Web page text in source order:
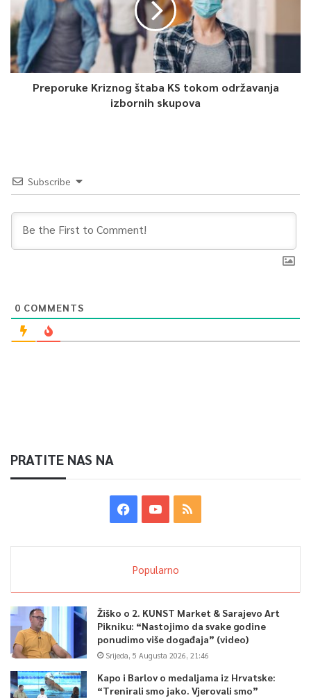
izražava snažno opredjeljenje za pojednostavljenje postupaka
registracije i jačanje transparentnosti u ovoj oblasti.
0
Preporuke Kriznog štaba KS tokom održavanja
izbornih skupova
Subscribe
0 COMMENTS
PRATITE NAS NA
Popularno
Žiško o 2. KUNST Market & Sarajevo Art
Pikniku: “Nastojimo da svake godine
ponudimo više događaja” (video)
Srijeda, 5 Augusta 2026, 21:46
Kapo i Barlov o medaljama iz Hrvatske:
“Trenirali smo jako. Vjerovali smo”